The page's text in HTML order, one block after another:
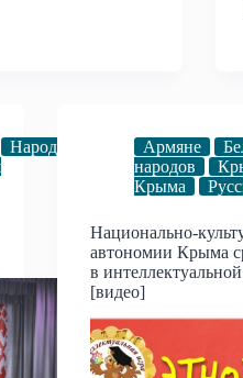
Народы
Армяне
народов
Крыма
Национально-
автономии Крыма
в
[видео]